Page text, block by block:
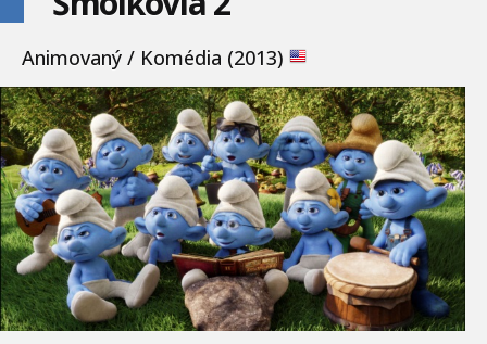
Animovaný / Komédia (2013)